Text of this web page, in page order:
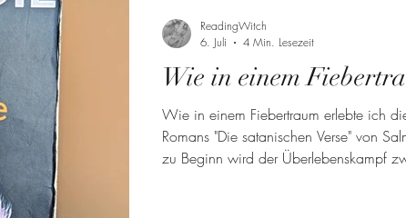
Science Fiction
Leseempfehlungen Wie in einem
Wie in einem Fiebertraum erlebte ich
Romans "Die satanischen Verse" von
zu Beginn wird der Überlebenskampf
ReadingWitch
6. Juli
4 Min. Lesezeit